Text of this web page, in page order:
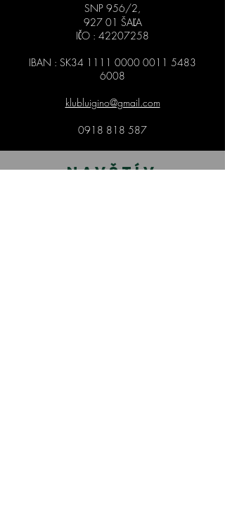
SNP 956/2,
927 01 ŠAĽA
IČO : 42207258
IBAN : SK34 1111 0000 0011 5483
6008
klubluigino@gmail.com
0918 818 587
NAVŠTÍV